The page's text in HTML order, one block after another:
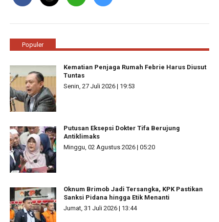
Populer
Kematian Penjaga Rumah Febrie Harus Diusut
Tuntas
Senin, 27 Juli 2026 | 19:53
Putusan Eksepsi Dokter Tifa Berujung
Antiklimaks
Minggu, 02 Agustus 2026 | 05:20
Oknum Brimob Jadi Tersangka, KPK Pastikan
Sanksi Pidana hingga Etik Menanti
Jumat, 31 Juli 2026 | 13:44